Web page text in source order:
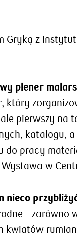
Gryką z
plener
który
pierwszy na
katalogu,
do pracy
w
nieco
–
kwiatów